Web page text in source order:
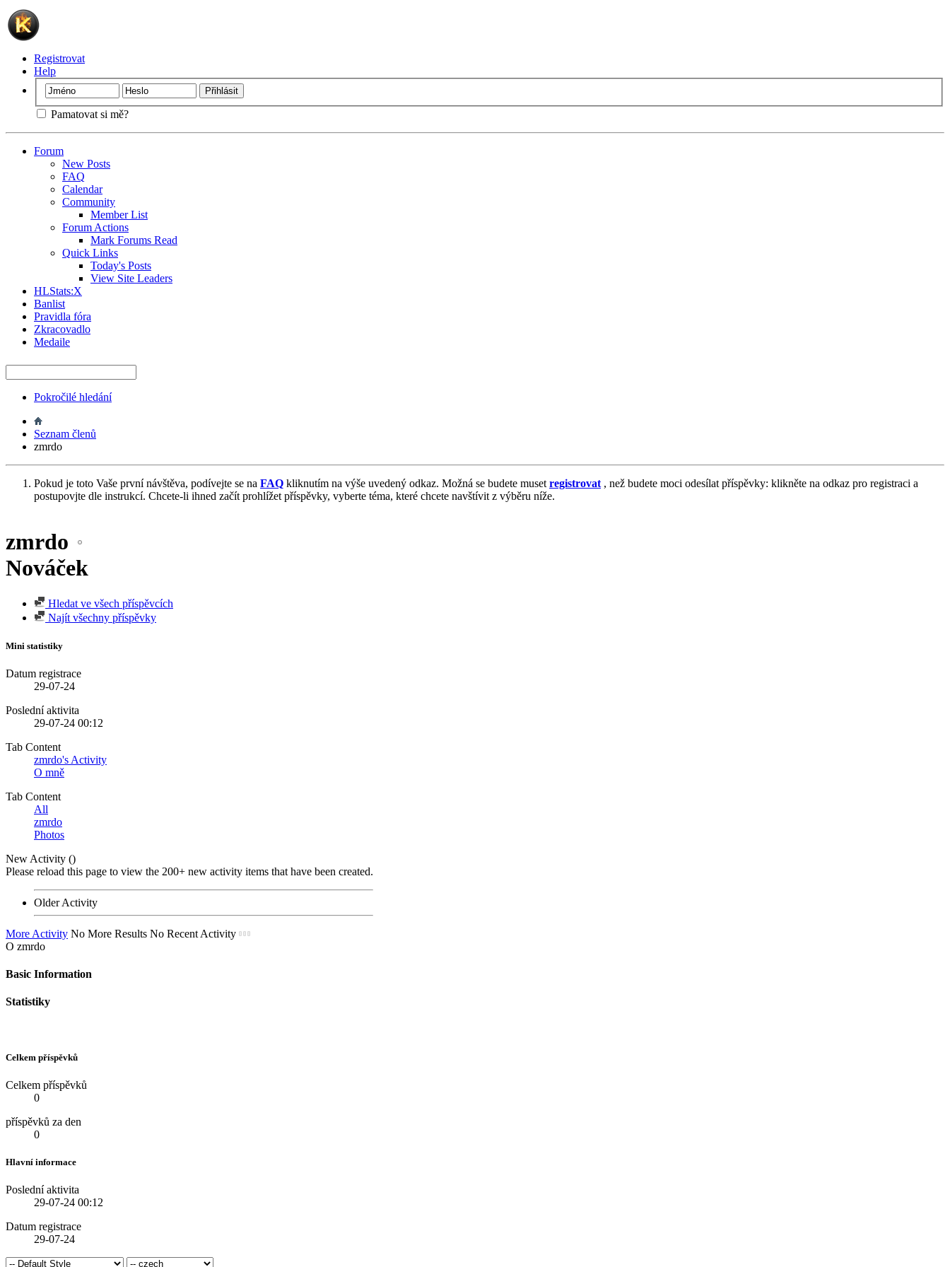
Registrovat
Help
Pamatovat si mě?
Forum
New Posts
FAQ
Calendar
Community
Member List
Forum Actions
Mark Forums Read
Quick Links
Today's Posts
View Site Leaders
HLStats:X
Banlist
Pravidla fóra
Zkracovadlo
Medaile
Pokročilé hledání
Seznam členů
zmrdo
Pokud je toto Vaše první návštěva, podívejte se na FAQ kliknutím na výše uvedený odkaz. Možná se budete muset registrovat , než budete moci odesílat příspěvky: klikněte na odkaz pro registraci a
postupovjte dle instrukcí. Chcete-li ihned začít prohlížet příspěvky, vyberte téma, které chcete navštívit z výběru níže.
zmrdo
Nováček
Hledat ve všech příspěvcích
Najít všechny příspěvky
Mini statistiky
Datum registrace
29-07-24
Poslední aktivita
29-07-24 00:12
Tab Content
zmrdo's Activity
O mně
Tab Content
All
zmrdo
Photos
New Activity ()
Please reload this page to view the 200+ new activity items that have been created.
Older Activity
More Activity No More Results No Recent Activity
O zmrdo
Basic Information
Statistiky
Celkem příspěvků
Celkem příspěvků
0
příspěvků za den
0
Hlavní informace
Poslední aktivita
29-07-24 00:12
Datum registrace
29-07-24